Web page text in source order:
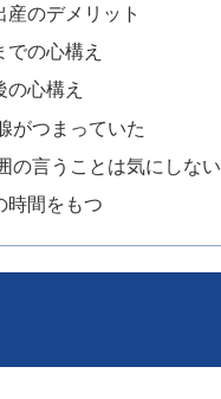
産のデメリット
での心構え
の心構え
がつまっていた
の言うことは気にしない
時間をもつ